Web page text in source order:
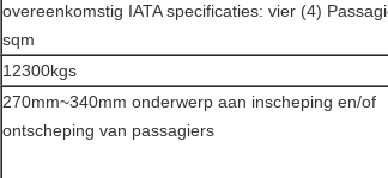
overeenkomstig IATA specificaties: vier (4)
sqm
12300kgs
270mm~340mm onderwerp aan inscheping en/of
ontscheping van passagiers